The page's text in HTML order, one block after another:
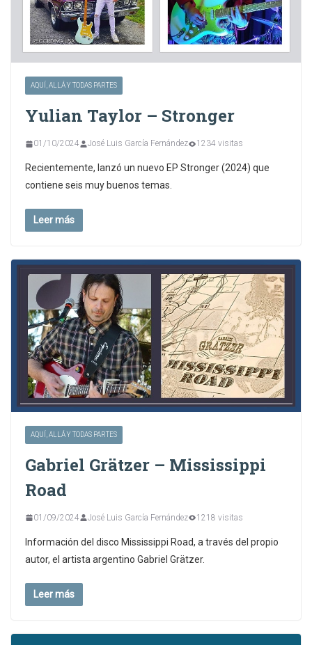
AQUÍ, ALLÁ Y TODAS PARTES
Yulian Taylor – Stronger
01/10/2024 José Luis García Fernández 1234 visitas
Recientemente, lanzó un nuevo EP Stronger (2024) que
contiene seis muy buenos temas.
Leer más
AQUÍ, ALLÁ Y TODAS PARTES
Gabriel Grätzer – Mississippi
Road
01/09/2024 José Luis García Fernández 1218 visitas
Información del disco Mississippi Road, a través del propio
autor, el artista argentino Gabriel Grätzer.
Leer más